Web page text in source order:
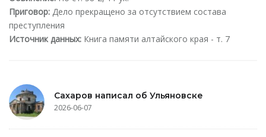
Приговор: Дело прекращено за отсутствием состава
преступления
Источник данных: Книга памяти алтайского края - т. 7
Сахаров написал об Ульяновске
2026-06-07